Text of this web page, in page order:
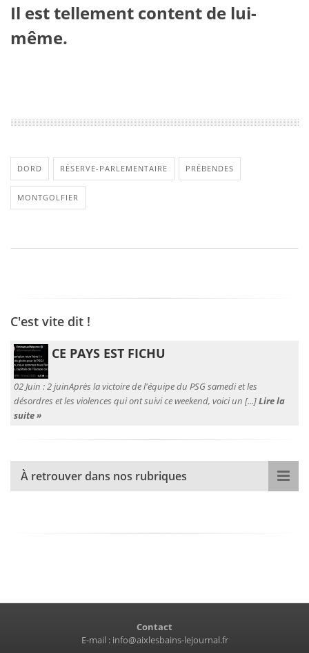
Il est tellement content de lui-
même.
DORD RÉSERVE-PARLEMENTAIRE PRÉBENDES
MONTGOLFIER
C'est vite dit !
CE PAYS EST FICHU
02 Juin :2 juinAprès la victoire de l'équipe du PSG samedi et les
désordres et les violences qui ont suivi ce weekend, voici un [...]Lire la
suite »
À retrouver dans nos rubriques
Contact
E-mail : info@aixlesbains-lejournal.fr